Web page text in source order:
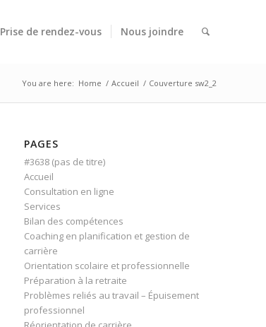
Prise de rendez-vous Nous joindre
You are here: Home / Accueil / Couverture sw2_2
PAGES
#3638 (pas de titre)
Accueil
Consultation en ligne
Services
Bilan des compétences
Coaching en planification et gestion de
carrière
Orientation scolaire et professionnelle
Préparation à la retraite
Problèmes reliés au travail – Épuisement
professionnel